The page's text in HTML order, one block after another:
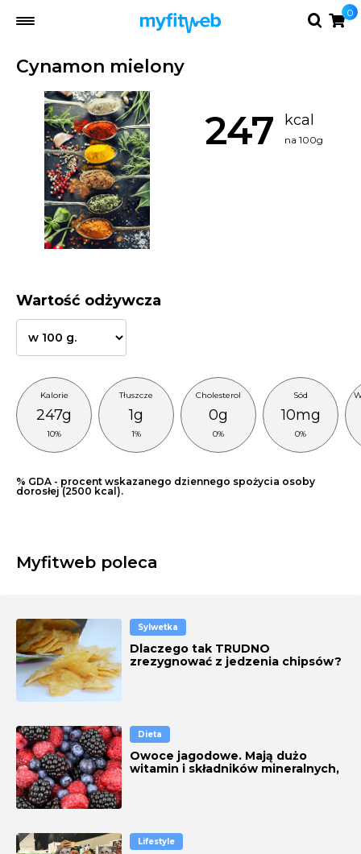
0
Cynamon mielony
247 kcal
na 100g
Wartość odżywcza
Kalorie
247g
10%
Tłuszcze
1g
1%
Cholesterol
0g
0%
Sód
10mg
0%
% GDA - procent wskazanego dziennego spożycia osoby
dorosłej (2500 kcal).
Myfitweb poleca
Sylwetka
Dlaczego tak TRUDNO
zrezygnować z jedzenia chipsów?
Dieta
Owoce jagodowe. Mają dużo
witamin i składników mineralnych,
Lifestyle